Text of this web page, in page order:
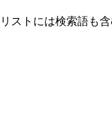
ストには検索語も